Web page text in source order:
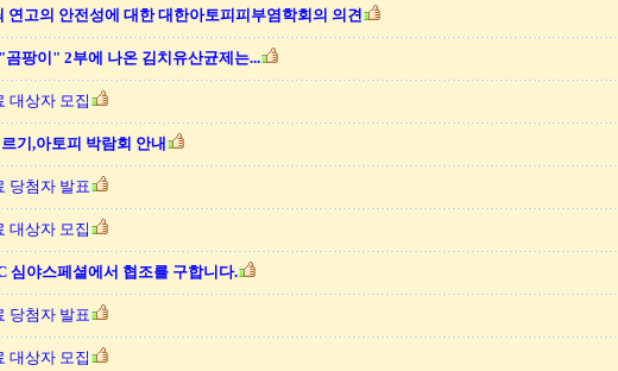
연고의 안전성에 대한 대한아토피피부염학회의 의견
팡이" 2부에 나온 김치유산균제는...
대상자 모집
기,아토피 박람회 안내
당첨자 발표
대상자 모집
심야스페셜에서 협조를 구합니다.
당첨자 발표
대상자 모집